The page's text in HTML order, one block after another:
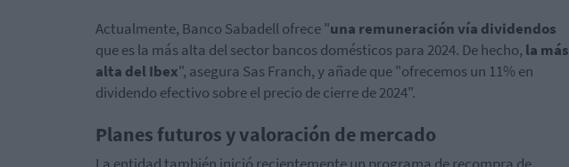
Actualmente, Banco Sabadell ofrece "una remuneración vía dividendos
que es la más alta del sector bancos domésticos para 2024. De hecho, la más
alta del Ibex", asegura Sas Franch, y añade que "ofrecemos un 11% en
dividendo efectivo sobre el precio de cierre de 2024".
Planes futuros y valoración de mercado